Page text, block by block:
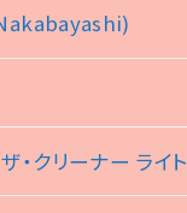
・クリーナー ライト